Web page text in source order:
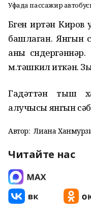
Уфада пассажир
Бүген иртән
башлаган.Янгын
аны сүндергәннәр.
м.тәшкил иткән.
Гадәттән тыш
алучысы янгын
Автор: Лиана
Читайте нас